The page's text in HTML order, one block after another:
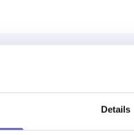
Details
ZO
Als